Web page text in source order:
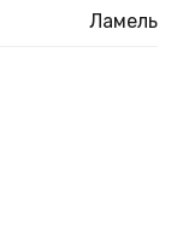
Ламель